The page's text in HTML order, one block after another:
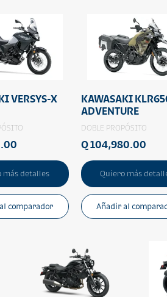
VERSYS-X
más detalles
comparador
KAWASAKI
ADVENTURE
DOBLE PROPÓSITO
Q 104,980.00
Quiero más
Añadir al